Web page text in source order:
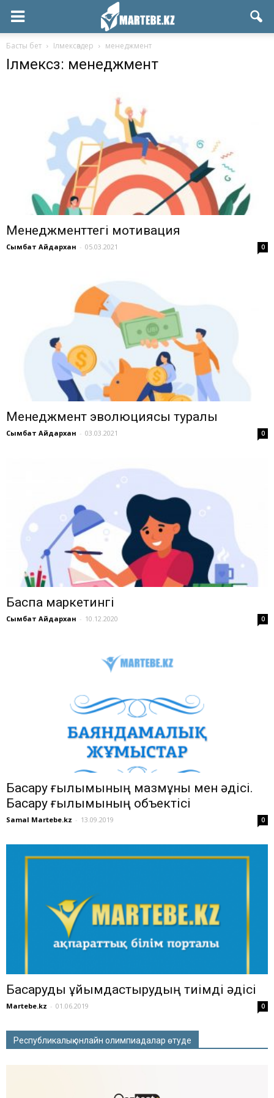
Басты бет Ілмексөздер менеджмент
Ілмексөз: менеджмент
Менеджменттегі мотивация
Сымбат Айдархан - 05.03.2021 0
Менеджмент эволюциясы туралы
Сымбат Айдархан - 03.03.2021 0
Баспа маркетингі
Сымбат Айдархан - 10.12.2020 0
Басқару ғылымының мазмұны мен әдісі.
Басқару ғылымының объектісі
Samal Martebe.kz - 13.09.2019 0
Басқаруды ұйымдастырудың тиімді әдісі
Martebe.kz - 01.06.2019 0
Республикалық онлайн олимпиадалар өтуде